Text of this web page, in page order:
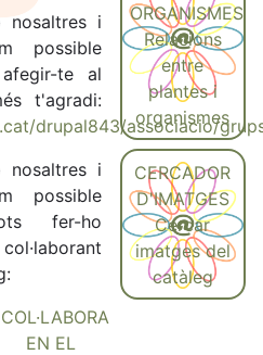
nosaltres i
possible
te al
t'agradi:
drupal843/associacio/
nosaltres i
possible
fer-ho
COL·LABORA
EN EL
ORGANISMES
Relacions
entre
plantes i
organismes
CERCADOR
D'IMATGES
Cercar
imatges del
catàleg